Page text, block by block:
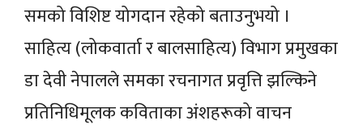
समको विशिष्ट योगदान रहेको बताउनुभयो ।
साहित्य (लोकवार्ता र बालसाहित्य) विभाग प्रमुखका
डा देवी नेपालले समका रचनागत प्रवृत्ति झल्किने
प्रतिनिधिमूलक कविताका अंशहरूको वाचन